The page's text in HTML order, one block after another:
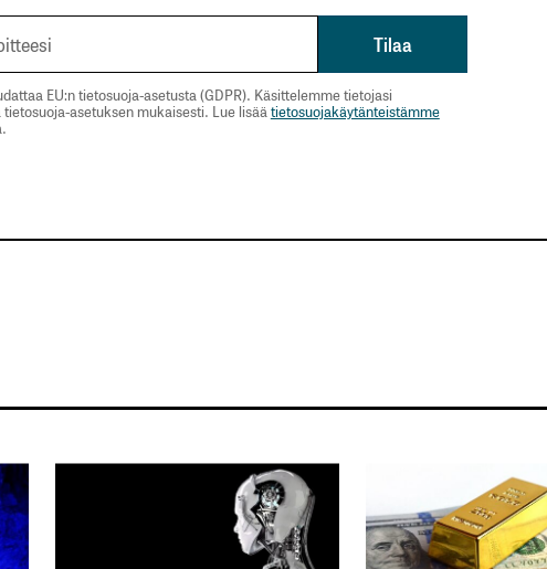
EU:n tietosuoja-asetusta (GDPR). Käsittelemme tietojasi
asetuksen mukaisesti. Lue lisäätietosuojakäytänteistämme